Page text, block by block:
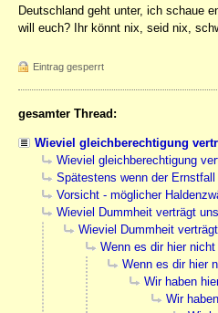
Deutschland geht unter, ich schaue
will euch? Ihr könnt nix, seid nix,
Eintrag gesperrt
gesamter Thread:
Wieviel gleichberechtigung
Wieviel gleichberechtigung
Spätestens wenn der
Vorsicht - möglicher
Wieviel Dummheit verträgt
Wieviel Dummheit
Wenn es dir hier
Wenn es dir hier
Wir haben
Wir